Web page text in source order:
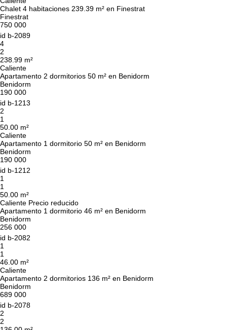
Chalet 4 habitaciones 239.39 m² en Finestrat
Finestrat
750 000
id b-2089
4
2
238.99 m²
Caliente
Apartamento 2 dormitorios 50 m² en Benidorm
Benidorm
190 000
id b-1213
2
1
50.00 m²
Caliente
Apartamento 1 dormitorio 50 m² en Benidorm
Benidorm
190 000
id b-1212
1
1
50.00 m²
Caliente Precio reducido
Apartamento 1 dormitorio 46 m² en Benidorm
Benidorm
256 000
id b-2082
1
1
46.00 m²
Caliente
Apartamento 2 dormitorios 136 m² en Benidorm
Benidorm
689 000
id b-2078
2
2
Le devolveremos la